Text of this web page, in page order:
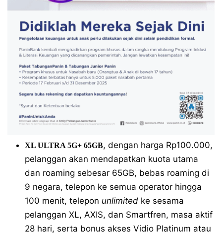
XL ULTRA 5G+ 65GB, dengan harga Rp100.000,
pelanggan akan mendapatkan kuota utama
dan roaming sebesar 65GB, bebas roaming di
9 negara, telepon ke semua operator hingga
100 menit, telepon unlimited ke sesama
pelanggan XL, AXIS, dan Smartfren, masa aktif
28 hari, serta bonus akses Vidio Platinum atau